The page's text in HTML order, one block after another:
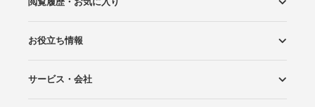
閲覧スタジオ
お気に入り
お役立ち情報
Wedding Photo マガジン
はじめてガイド
サービス・会社